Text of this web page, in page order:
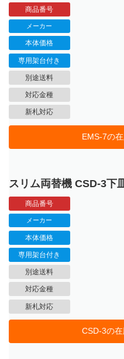
商品番号
メーカー
本体価格
専用架台付き
別途送料
対応金種
新札対応
EMS-7の
スリム両替機 CSD-3下
商品番号
メーカー
本体価格
専用架台付き
別途送料
対応金種
新札対応
CSD-3の